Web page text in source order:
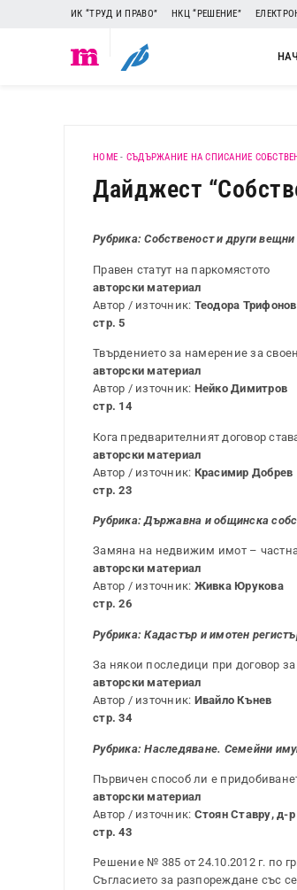
ИК “ТРУД И ПРАВО” НКЦ “РЕШЕНИЕ”
HOME - СЪДЪРЖАНИЕ НА СПИСАНИЕ
Дайджест
Рубрика: Собственост и други
Правен статут на паркомястото
авторски материал
Автор / източник: Теодора
стр. 5
Твърдението за намерение за
авторски материал
Автор / източник: Нейко Димитров
стр. 14
Кога предварителният договор
авторски материал
Автор / източник: Красимир Добрев
стр. 23
Рубрика: Държавна и общинска
Замяна на недвижим имот –
авторски материал
Автор / източник: Живка Юрукова
стр. 26
Рубрика: Кадастър и имотен
За някои последици при договор
авторски материал
Автор / източник: Ивайло Кънев
стр. 34
Рубрика: Наследяване. Семейни
Първичен способ ли е
авторски материал
Автор / източник: Стоян Ставру, д-р
стр. 43
Решение № 385 от 24.10.2012 г. по
Съгласието за разпореждане със